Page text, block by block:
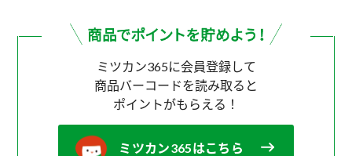
ミツカン365に会員登録して
商品バーコードを読み取ると
ポイントがもらえる！
ミツカン365はこちら